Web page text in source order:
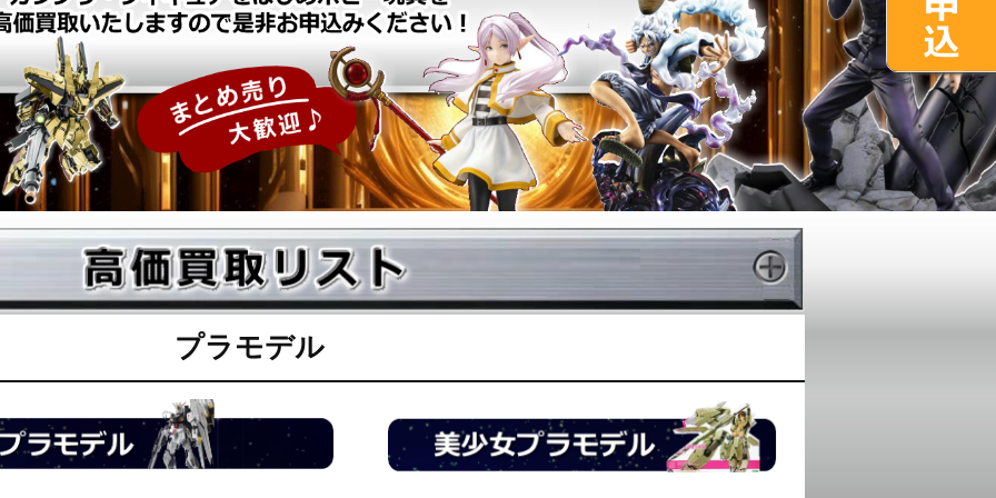
プラモデル